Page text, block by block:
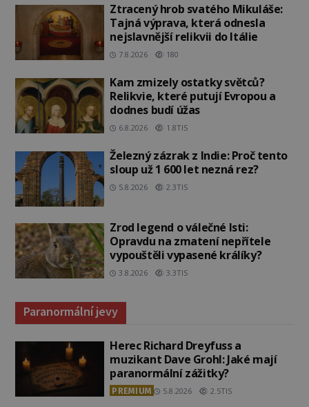
Ztracený hrob svatého Mikuláše:
Tajná výprava, která odnesla
nejslavnější relikvii do Itálie
7.8.2026 180
Kam zmizely ostatky světců?
Relikvie, které putují Evropou a
dodnes budí úžas
6.8.2026 1.8TIS
Železný zázrak z Indie: Proč tento
sloup už 1 600 let nezná rez?
5.8.2026 2.3TIS
Zrod legend o válečné lsti:
Opravdu na zmatení nepřítele
vypouštěli vypasené králíky?
3.8.2026 3.3TIS
Paranormální jevy
Herec Richard Dreyfuss a
muzikant Dave Grohl: Jaké mají
paranormální zážitky?
PREMIUM 5.8.2026 2.5TIS